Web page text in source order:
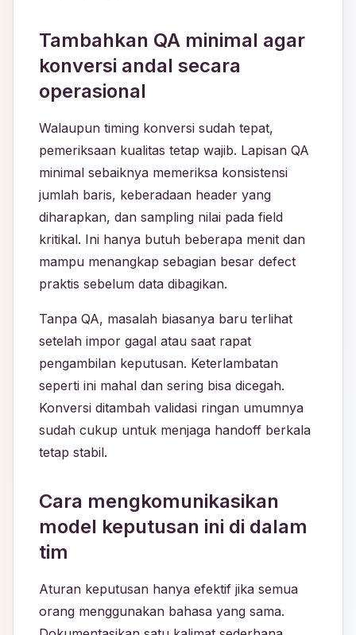
Tambahkan QA minimal agar
konversi andal secara
operasional
Walaupun timing konversi sudah tepat,
pemeriksaan kualitas tetap wajib. Lapisan QA
minimal sebaiknya memeriksa konsistensi
jumlah baris, keberadaan header yang
diharapkan, dan sampling nilai pada field
kritikal. Ini hanya butuh beberapa menit dan
mampu menangkap sebagian besar defect
praktis sebelum data dibagikan.
Tanpa QA, masalah biasanya baru terlihat
setelah impor gagal atau saat rapat
pengambilan keputusan. Keterlambatan
seperti ini mahal dan sering bisa dicegah.
Konversi ditambah validasi ringan umumnya
sudah cukup untuk menjaga handoff berkala
tetap stabil.
Cara mengkomunikasikan
model keputusan ini di dalam
tim
Aturan keputusan hanya efektif jika semua
orang menggunakan bahasa yang sama.